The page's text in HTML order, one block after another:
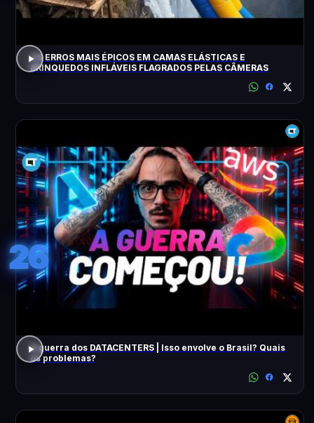
OS ERROS MAIS ÉPICOS EM CAMAS ELÁSTICAS E
BRINQUEDOS INFLÁVEIS FLAGRADOS PELAS CÂMERAS
26
A guerra dos DATACENTERS | Isso envolve o Brasil? Quais
os problemas?